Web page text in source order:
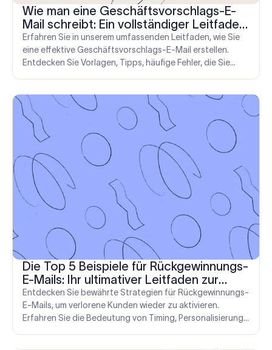
Wie man eine Geschäftsvorschlags-E-
Mail schreibt: Ein vollständiger Leitfaden
mit 10 E-Mail-Vorlagen
Erfahren Sie in unserem umfassenden Leitfaden, wie Sie
eine effektive Geschäftsvorschlags-E-Mail erstellen.
Entdecken Sie Vorlagen, Tipps, häufige Fehler, die Sie
Die Top 5 Beispiele für Rückgewinnungs-
E-Mails: Ihr ultimativer Leitfaden zur
Kundenrückgewinnung
Entdecken Sie bewährte Strategien für Rückgewinnungs-
E-Mails, um verlorene Kunden wieder zu aktivieren.
Erfahren Sie die Bedeutung von Timing, Personalisierung